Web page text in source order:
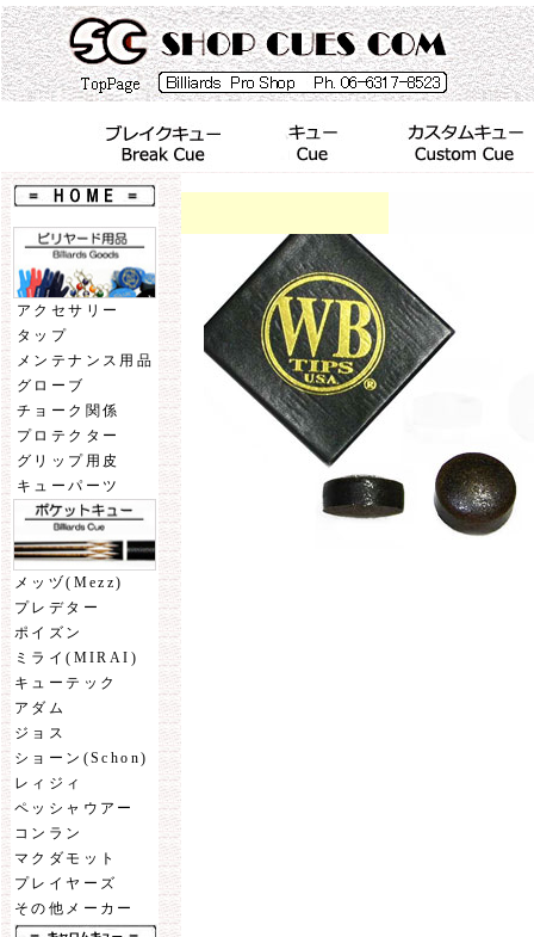
アクセサリー
タップ
メンテナンス用品
グローブ
チョーク関係
プロテクター
グリップ用皮
キューパーツ
メッヅ(Mezz)
プレデター
ポイズン
ミライ(MIRAI)
キューテック
アダム
ジョス
ショーン(Schon)
レィジィ
ペッシャウアー
コンラン
マクダモット
プレイヤーズ
その他メーカー